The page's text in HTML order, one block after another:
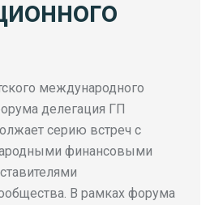
международного
делегация ГП
серию встреч с
финансовыми
В рамках форума